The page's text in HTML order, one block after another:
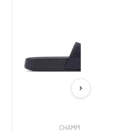
CHAMPION
chevron_right